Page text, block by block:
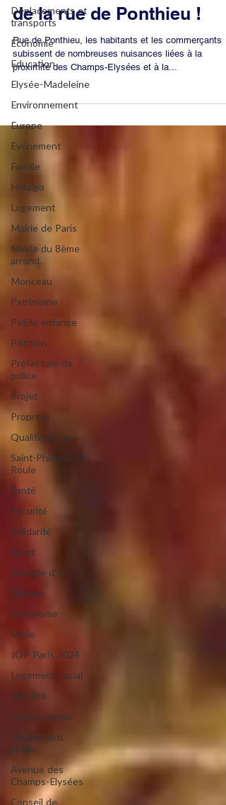
Déplacements et
transports
Economie
Education
Elysée-Madeleine
Environnement
Europe
Evénement
Famille
Hidalgo
Logement
Mairie de Paris
Mairie du 8ème
arrond.
Monceau
Patrimoine
Petite enfance
Pétition
Préfecture de
police
Projet
Propreté
Qualité de vie
Saint-Philippe-du-
Roule
Santé
Sécurité
Solidarité
Sport
Triangle d'or
Tribune
Urbanisme
Voirie
JOP Paris 2024
Logement social
Mobilité
Espace public
Equipement
public
Avenue des
Champs-Elysées
Conseil de
de la rue de Ponthieu !
Rue de Ponthieu, les habitants et les commerçants
subissent de nombreuses nuisances liées à la
proximité des Champs-Elysées et à la...